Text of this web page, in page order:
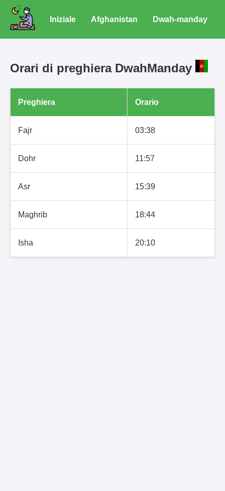
Iniziale Afghanistan Dwah-manday
Orari di preghiera DwahManday
Preghiera Orario
Fajr 03:38
Dohr 11:57
Asr 15:39
Maghrib 18:44
Isha 20:10